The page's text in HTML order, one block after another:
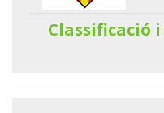
Classificació